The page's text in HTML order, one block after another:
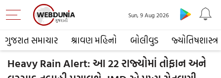
ગુજરાત સમાચાર શ્રાવણ મહિનો બોલીવુડ જ્યોતિષશાસ્ત્ર
Sun, 9 Aug 2026
Heavy Rain Alert: આ 22 રાજ્યોમાં તોફાન અને